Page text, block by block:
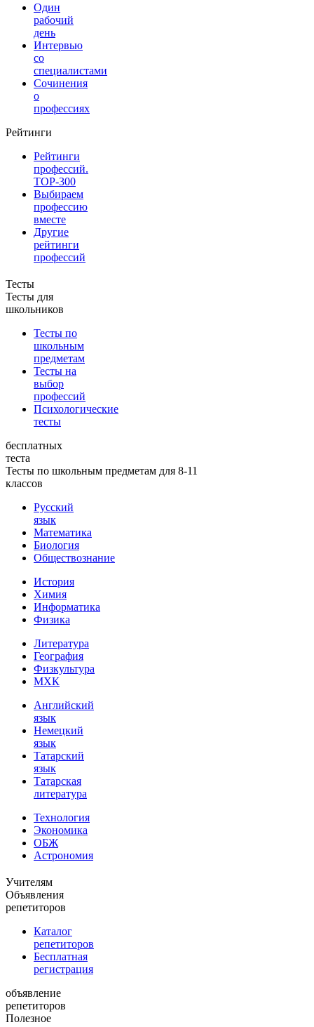
Один
рабочий
день
Интервью
со
специалистами
Сочинения
о
профессиях
Рейтинги
Рейтинги
профессий.
TOP-300
Выбираем
профессию
вместе
Другие
рейтинги
профессий
Тесты
Тесты для
школьников
Тесты по
школьным
предметам
Тесты на
выбор
профессий
Психологические
тесты
бесплатных
теста
Тесты по школьным предметам для 8-11
классов
Русский
язык
Математика
Биология
Обществознание
История
Химия
Информатика
Физика
Литература
География
Физкультура
МХК
Английский
язык
Немецкий
язык
Татарский
язык
Татарская
литература
Технология
Экономика
ОБЖ
Астрономия
Учителям
Объявления
репетиторов
Каталог
репетиторов
Бесплатная
регистрация
объявление
репетиторов
Полезное